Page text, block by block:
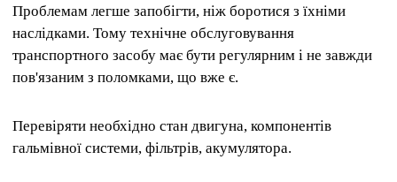
Проблемам легше запобігти, ніж боротися з їхніми
наслідками. Тому технічне обслуговування
транспортного засобу має бути регулярним і не завжди
пов'язаним з поломками, що вже є.
Перевіряти необхідно стан двигуна, компонентів
гальмівної системи, фільтрів, акумулятора.